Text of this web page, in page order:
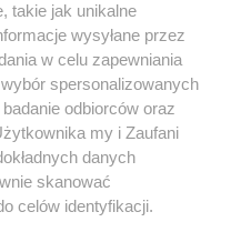
3 / 0
korzystania z portali
Skontakuj sięz nami
Kontakt
Wydawca
Redakcja
takie jak unikalne
wysyłane przez
w celu zapewniania
spersonalizowanych
odbiorców oraz
my i Zaufani
danych
skanować
celów identyfikacji.